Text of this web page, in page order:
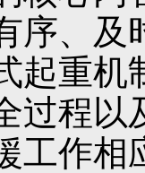
序、及
起重
过程以
工作